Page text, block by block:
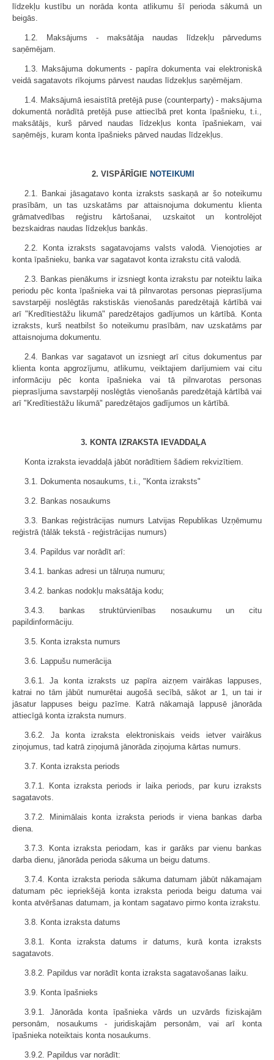
līdzekļu kustību un norāda konta atlikumu šī perioda sākumā un
beigās.
1.2. Maksājums - maksātāja naudas līdzekļu pārvedums
saņēmējam.
1.3. Maksājuma dokuments - papīra dokumenta vai elektroniskā
veidā sagatavots rīkojums pārvest naudas līdzekļus saņēmējam.
1.4. Maksājumā iesaistītā pretējā puse (counterparty) - maksājuma
dokumentā norādītā pretējā puse attiecībā pret konta īpašnieku, t.i.,
maksātājs, kurš pārved naudas līdzekļus konta īpašniekam, vai
saņēmējs, kuram konta īpašnieks pārved naudas līdzekļus.
2. VISPĀRĪGIE NOTEIKUMI
2.1. Bankai jāsagatavo konta izraksts saskaņā ar šo noteikumu
prasībām, un tas uzskatāms par attaisnojuma dokumentu klienta
grāmatvedības reģistru kārtošanai, uzskaitot un kontrolējot
bezskaidras naudas līdzekļus bankās.
2.2. Konta izraksts sagatavojams valsts valodā. Vienojoties ar
konta īpašnieku, banka var sagatavot konta izrakstu citā valodā.
2.3. Bankas pienākums ir izsniegt konta izrakstu par noteiktu laika
periodu pēc konta īpašnieka vai tā pilnvarotas personas pieprasījuma
savstarpēji noslēgtās rakstiskās vienošanās paredzētajā kārtībā vai
arī "Kredītiestāžu likumā" paredzētajos gadījumos un kārtībā. Konta
izraksts, kurš neatbilst šo noteikumu prasībām, nav uzskatāms par
attaisnojuma dokumentu.
2.4. Bankas var sagatavot un izsniegt arī citus dokumentus par
klienta konta apgrozījumu, atlikumu, veiktajiem darījumiem vai citu
informāciju pēc konta īpašnieka vai tā pilnvarotas personas
pieprasījuma savstarpēji noslēgtās vienošanās paredzētajā kārtībā vai
arī "Kredītiestāžu likumā" paredzētajos gadījumos un kārtībā.
3. KONTA IZRAKSTA IEVADDAĻA
Konta izraksta ievaddaļā jābūt norādītiem šādiem rekvizītiem.
3.1. Dokumenta nosaukums, t.i., "Konta izraksts"
3.2. Bankas nosaukums
3.3. Bankas reģistrācijas numurs Latvijas Republikas Uzņēmumu
reģistrā (tālāk tekstā - reģistrācijas numurs)
3.4. Papildus var norādīt arī:
3.4.1. bankas adresi un tālruņa numuru;
3.4.2. bankas nodokļu maksātāja kodu;
3.4.3. bankas struktūrvienības nosaukumu un citu
papildinformāciju.
3.5. Konta izraksta numurs
3.6. Lappušu numerācija
3.6.1. Ja konta izraksts uz papīra aizņem vairākas lappuses,
katrai no tām jābūt numurētai augošā secībā, sākot ar 1, un tai ir
jāsatur lappuses beigu pazīme. Katrā nākamajā lappusē jānorāda
attiecīgā konta izraksta numurs.
3.6.2. Ja konta izraksta elektroniskais veids ietver vairākus
ziņojumus, tad katrā ziņojumā jānorāda ziņojuma kārtas numurs.
3.7. Konta izraksta periods
3.7.1. Konta izraksta periods ir laika periods, par kuru izraksts
sagatavots.
3.7.2. Minimālais konta izraksta periods ir viena bankas darba
diena.
3.7.3. Konta izraksta periodam, kas ir garāks par vienu bankas
darba dienu, jānorāda perioda sākuma un beigu datums.
3.7.4. Konta izraksta perioda sākuma datumam jābūt nākamajam
datumam pēc iepriekšējā konta izraksta perioda beigu datuma vai
konta atvēršanas datumam, ja kontam sagatavo pirmo konta izrakstu.
3.8. Konta izraksta datums
3.8.1. Konta izraksta datums ir datums, kurā konta izraksts
sagatavots.
3.8.2. Papildus var norādīt konta izraksta sagatavošanas laiku.
3.9. Konta īpašnieks
3.9.1. Jānorāda konta īpašnieka vārds un uzvārds fiziskajām
personām, nosaukums - juridiskajām personām, vai arī konta
īpašnieka noteiktais konta nosaukums.
3.9.2. Papildus var norādīt: